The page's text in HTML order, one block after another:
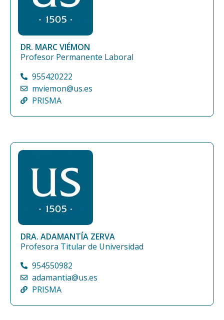
DR. MARC VIÉMON
Profesor Permanente Laboral
955420222
mviemon@us.es
PRISMA
DRA. ADAMANTÍA ZERVA
Profesora Titular de Universidad
954550982
adamantia@us.es
PRISMA